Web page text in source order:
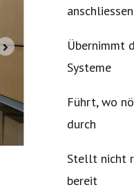
Übernimmt
Systeme
Führt, wo
durch
Stellt nicht
bereit